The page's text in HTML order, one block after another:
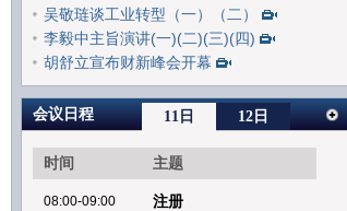
吴敬琏谈工业转型（一）
（二）
李毅中主旨演讲(一)(二)(三)(四)
胡舒立宣布财新峰会开幕
会议日程 11日 12日
时间 主题
08:00-09:00 注册